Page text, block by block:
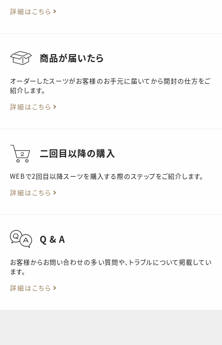
詳細はこちら
商品が届いたら
オーダーしたスーツがお客様のお手元に届いてから開封の仕方をご
紹介します。
詳細はこちら
二回目以降の購入
WEBで2回目以降スーツを購入する際のステップをご紹介します。
詳細はこちら
Q & A
お客様からお問い合わせの多い質問や、トラブルについて掲載してい
ます。
詳細はこちら